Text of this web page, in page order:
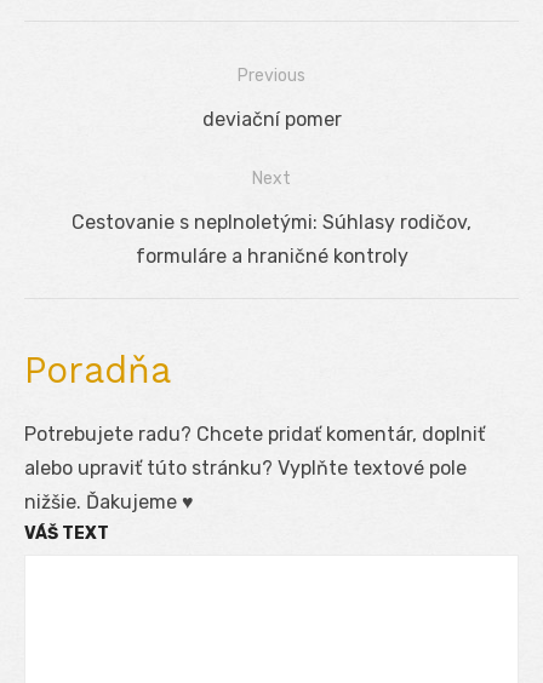
Previous
Previous
deviační pomer
Next
NextCestovanie s neplnoletými: Súhlasy rodičov,
formuláre a hraničné kontroly
Poradňa
Potrebujete radu? Chcete pridať komentár, doplniť
alebo upraviť túto stránku? Vyplňte textové pole
nižšie. Ďakujeme ♥
VÁŠ TEXT